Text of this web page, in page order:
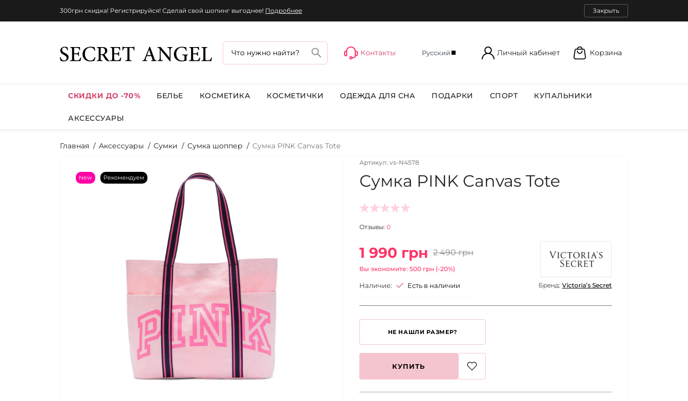
300грн скидка! Регистрируйся! Сделай свой шопинг выгоднее! Подробнее Закрыть
Контакты Русский Личный кабинет Корзина
СКИДКИ ДО -70% БЕЛЬЕ КОСМЕТИКА КОСМЕТИЧКИ ОДЕЖДА ДЛЯ СНА ПОДАРКИ СПОРТ КУПАЛЬНИКИ
АКСЕССУАРЫ
Главная Аксессуары Сумки Cумка шоппер Сумка PINK Canvas Tote
New Рекомендуем
Артикул: vs-N4578
Сумка PINK Canvas Tote
Отзывы: 0
1 990 грн 2 490 грн
Вы экономите: 500 грн (-20%)
Наличие: Есть в наличии Бренд: Victoria’s Secret
НЕ НАШЛИ РАЗМЕР?
КУПИТЬ